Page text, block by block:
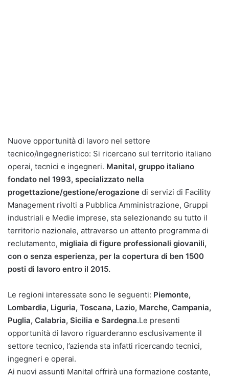
Nuove opportunità di lavoro nel settore
tecnico/ingegneristico: Si ricercano sul territorio italiano
operai, tecnici e ingegneri. Manital, gruppo italiano
fondato nel 1993, specializzato nella
progettazione/gestione/erogazione di servizi di Facility
Management rivolti a Pubblica Amministrazione, Gruppi
industriali e Medie imprese, sta selezionando su tutto il
territorio nazionale, attraverso un attento programma di
reclutamento, migliaia di figure professionali giovanili,
con o senza esperienza, per la copertura di ben 1500
posti di lavoro entro il 2015.
Le regioni interessate sono le seguenti: Piemonte,
Lombardia, Liguria, Toscana, Lazio, Marche, Campania,
Puglia, Calabria, Sicilia e Sardegna.Le presenti
opportunità di lavoro riguarderanno esclusivamente il
settore tecnico, l’azienda sta infatti ricercando tecnici,
ingegneri e operai.
Ai nuovi assunti Manital offrirà una formazione costante,